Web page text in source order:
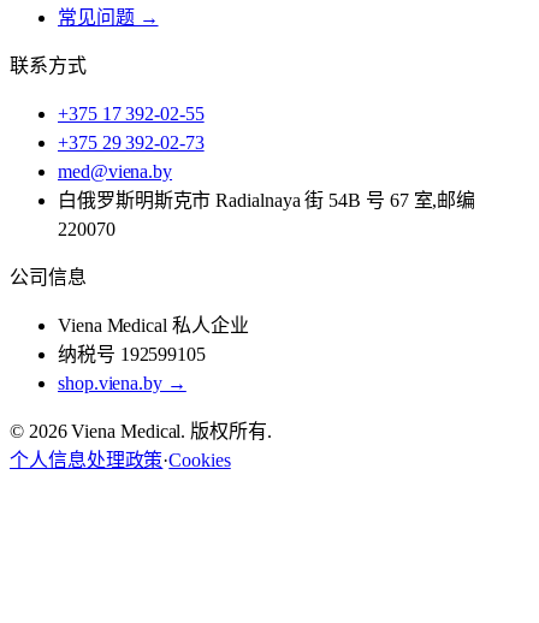
常见问题 →
联系方式
+375 17 392-02-55
+375 29 392-02-73
med@viena.by
白俄罗斯明斯克市 Radialnaya 街 54B 号 67 室,邮编
220070
公司信息
Viena Medical 私人企业
纳税号 192599105
shop.viena.by →
© 2026 Viena Medical. 版权所有.
个人信息处理政策·Cookies